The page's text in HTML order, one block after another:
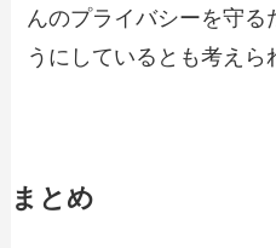
んのプライバシーを守る
うにしているとも考えら
まとめ